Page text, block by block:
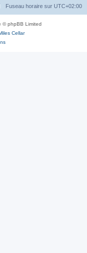
Fuseau horaire sur UTC+02:00
© phpBB Limited
Cellar